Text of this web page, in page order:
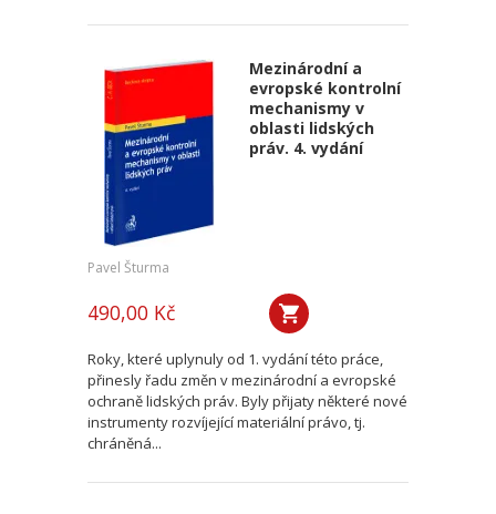
Mezinárodní a
evropské kontrolní
mechanismy v
oblasti lidských
práv. 4. vydání
Pavel Šturma
490,00 Kč
Roky, které uplynuly od 1. vydání této práce,
přinesly řadu změn v mezinárodní a evropské
ochraně lidských práv. Byly přijaty některé nové
instrumenty rozvíjející materiální právo, tj.
chráněná...